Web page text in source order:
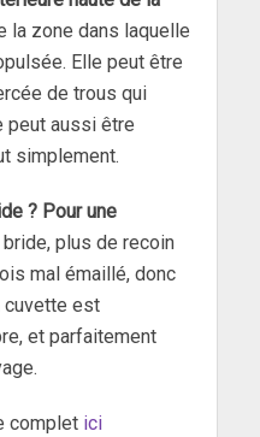
la zone dans laquelle
Elle peut être
de trous qui
peut aussi être
simplement.
? Pour une
bride, plus de recoin
mal émaillé, donc
cuvette est
et parfaitement
complet ici